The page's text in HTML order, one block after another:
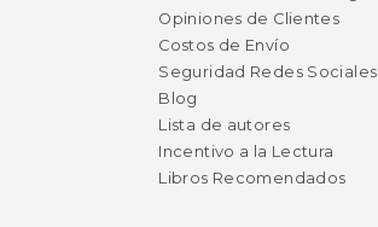
Opiniones de Clientes
Costos de Envío
Seguridad Redes Sociales
Blog
Lista de autores
Incentivo a la Lectura
Libros Recomendados